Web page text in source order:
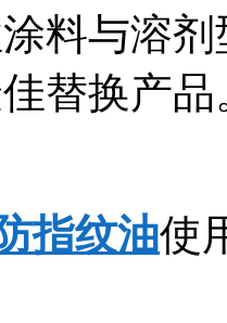
料与溶
替换产品
指纹油使